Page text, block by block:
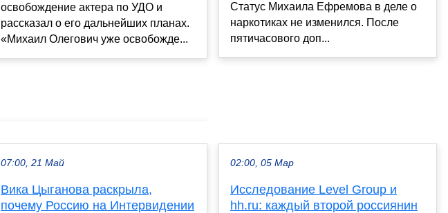
освобождение актера по УДО и
рассказал о его дальнейших планах.
«Михаил Олегович уже освобожде...
Статус Михаила Ефремова в деле о
наркотиках не изменился. После
пятичасового доп...
07:00, 21 Май
Вика Цыганова раскрыла,
почему Россию на Интервидении
02:00, 05 Мар
Исследование Level Group и
hh.ru: каждый второй россиянин